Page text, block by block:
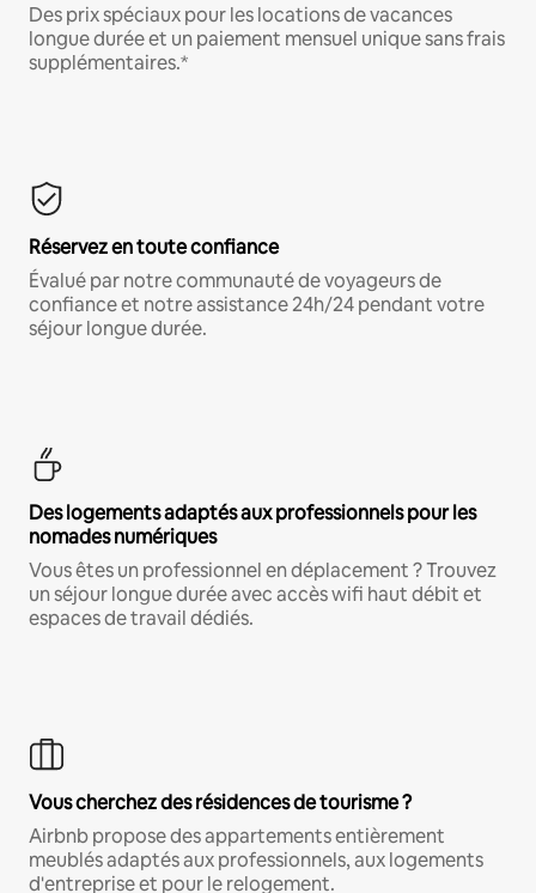
Des prix spéciaux pour les locations de vacances
longue durée et un paiement mensuel unique sans frais
supplémentaires.*
Réservez en toute confiance
Évalué par notre communauté de voyageurs de
confiance et notre assistance 24h/24 pendant votre
séjour longue durée.
Des logements adaptés aux professionnels pour les
nomades numériques
Vous êtes un professionnel en déplacement ? Trouvez
un séjour longue durée avec accès wifi haut débit et
espaces de travail dédiés.
Vous cherchez des résidences de tourisme ?
Airbnb propose des appartements entièrement
meublés adaptés aux professionnels, aux logements
d'entreprise et pour le relogement.